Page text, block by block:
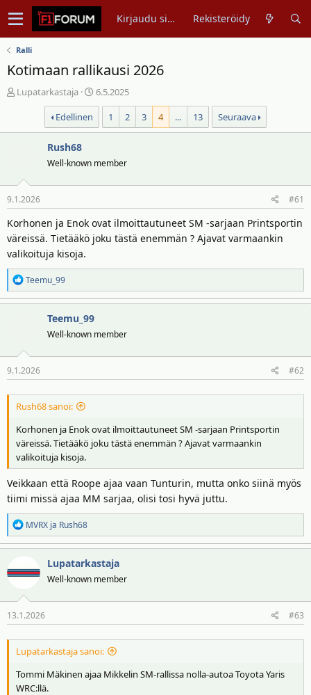
Kirjaudu sisään Rekisteröidy
Ralli
Kotimaan rallikausi 2026
V
s
e
t
u
n
a
l
o
i
j
a
Lupatarkastaja
A
l
i
u
p
v
ä
ä
r
6.5.2025
Edellinen
1 2 3 4 ... 13 Seuraava
Rush68
Well-known member
9.1.2026 #61
Korhonen ja Enok ovat ilmoittautuneet SM -sarjaan Printsportin
väreissä. Tietääkö joku tästä enemmän ? Ajavat varmaankin
valikoituja kisoja.
R
e
a
o
t
Teemu_99
Teemu_99
Well-known member
9.1.2026 #62
Rush68 sanoi:
Korhonen ja Enok ovat ilmoittautuneet SM -sarjaan Printsportin
väreissä. Tietääkö joku tästä enemmän ? Ajavat varmaankin
valikoituja kisoja.
Veikkaan että Roope ajaa vaan Tunturin, mutta onko siinä myös
tiimi missä ajaa MM sarjaa, olisi tosi hyvä juttu.
R
e
a
t
o
t
MVRX ja Rush68
Lupatarkastaja
Well-known member
13.1.2026 #63
Lupatarkastaja sanoi:
Tommi Mäkinen ajaa Mikkelin SM-rallissa nolla-autoa Toyota Yaris
WRC:llä.